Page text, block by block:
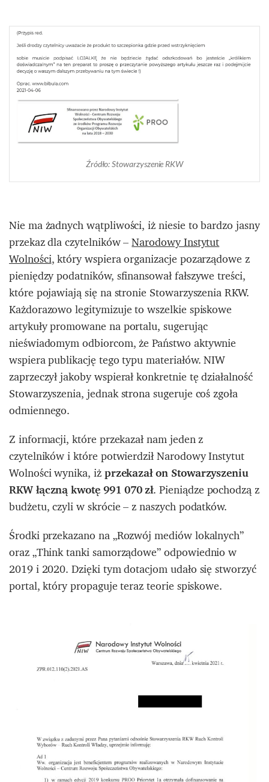
Źródło: Stowarzyszenie RKW
Nie ma żadnych wątpliwości, iż niesie to bardzo jasny
przekaz dla czytelników –Narodowy Instytut
Wolności, który wspiera organizacje pozarządowe z
pieniędzy podatników, sfinansował fałszywe treści,
które pojawiają się na stronie Stowarzyszenia RKW.
Każdorazowo legitymizuje to wszelkie spiskowe
artykuły promowane na portalu, sugerując
nieświadomym odbiorcom, że Państwo aktywnie
wspiera publikację tego typu materiałów. NIW
zaprzeczył jakoby wspierał konkretnie tę działalność
Stowarzyszenia, jednak strona sugeruje coś zgoła
odmiennego.
Z informacji, które przekazał nam jeden z
czytelników i które potwierdził Narodowy Instytut
Wolności wynika, iżprzekazał on Stowarzyszeniu
RKW łączną kwotę 991 070 zł. Pieniądze pochodzą z
budżetu, czyli w skrócie – z naszych podatków.
Środki przekazano na „Rozwój mediów lokalnych”
oraz „Think tanki samorządowe” odpowiednio w
2019 i 2020. Dzięki tym dotacjom udało się stworzyć
portal, który propaguje teraz teorie spiskowe.